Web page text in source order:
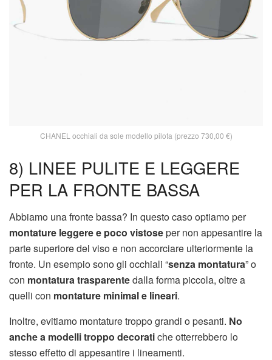
CHANEL occhiali da sole modello pilota (prezzo 730,00 €)
8) LINEE PULITE E LEGGERE
PER LA FRONTE BASSA
Abbiamo una fronte bassa? In questo caso optiamo per
montature leggere e poco vistoseper non appesantire la
parte superiore del viso e non accorciare ulteriormente la
fronte. Un esempio sono gli occhiali “senza montatura” o
con montatura trasparentedalla forma piccola, oltre a
quelli con montature minimal e lineari.
Inoltre, evitiamo montature troppo grandi o pesanti. No
anche a modelli troppo decoratiche otterrebbero lo
stesso effetto di appesantire i lineamenti.